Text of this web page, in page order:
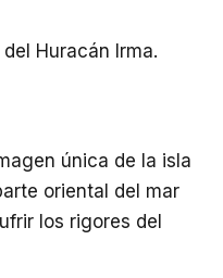
Huracán Irma.
única de la isla
oriental del mar
los rigores del